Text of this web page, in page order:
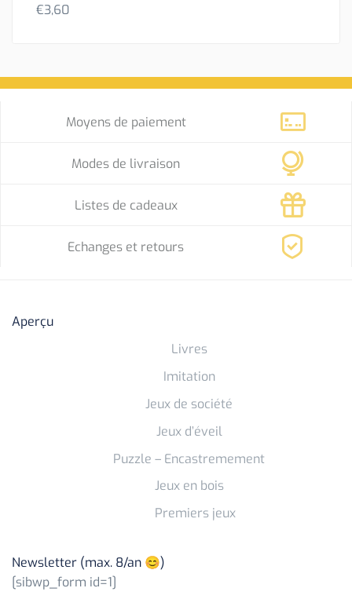
€3,60
Moyens de paiement
Modes de livraison
Listes de cadeaux
Echanges et retours
Aperçu
Livres
Imitation
Jeux de société
Jeux d’éveil
Puzzle – Encastremement
Jeux en bois
Premiers jeux
Newsletter (max. 8/an 😊)
[sibwp_form id=1]